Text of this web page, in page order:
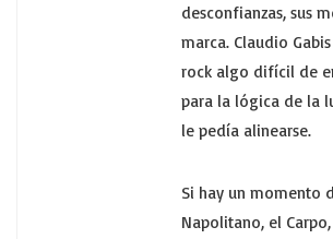
desconfianzas, sus
marca. Claudio
rock algo difícil de
para la lógica de la
le pedía alinearse.
Si hay un momento
Napolitano, el